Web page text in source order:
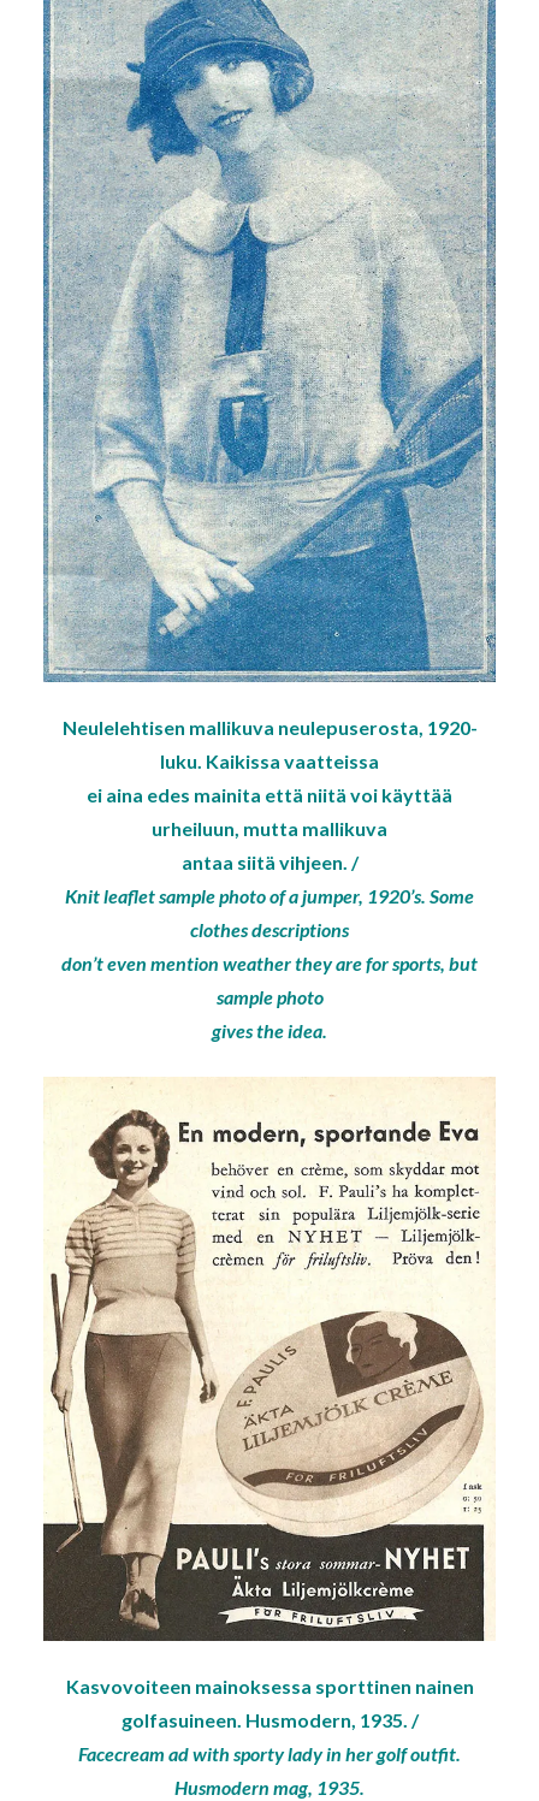
Neulelehtisen mallikuva neulepuserosta, 1920-
luku. Kaikissa vaatteissa
ei aina edes mainita että niitä voi käyttää
urheiluun, mutta mallikuva
antaa siitä vihjeen. /
Knit leaflet sample photo of a jumper, 1920’s. Some
clothes descriptions
don’t even mention weather they are for sports, but
sample photo
gives the idea.
Kasvovoiteen mainoksessa sporttinen nainen
golfasuineen. Husmodern, 1935. /
Facecream ad with sporty lady in her golf outfit.
Husmodern mag, 1935.